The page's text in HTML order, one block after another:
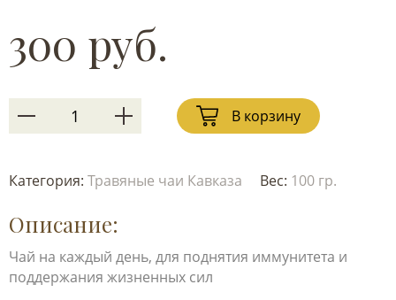
300 руб.
В корзину
Категория: Травяные чаи Кавказа Вес: 100 гр.
Описание:
Чай на каждый день, для поднятия иммунитета и
поддержания жизненных сил